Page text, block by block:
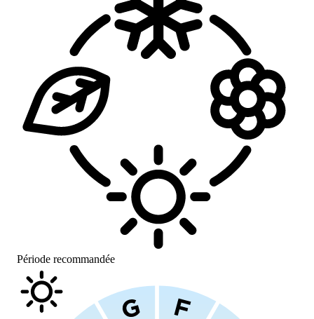
Période recommandée